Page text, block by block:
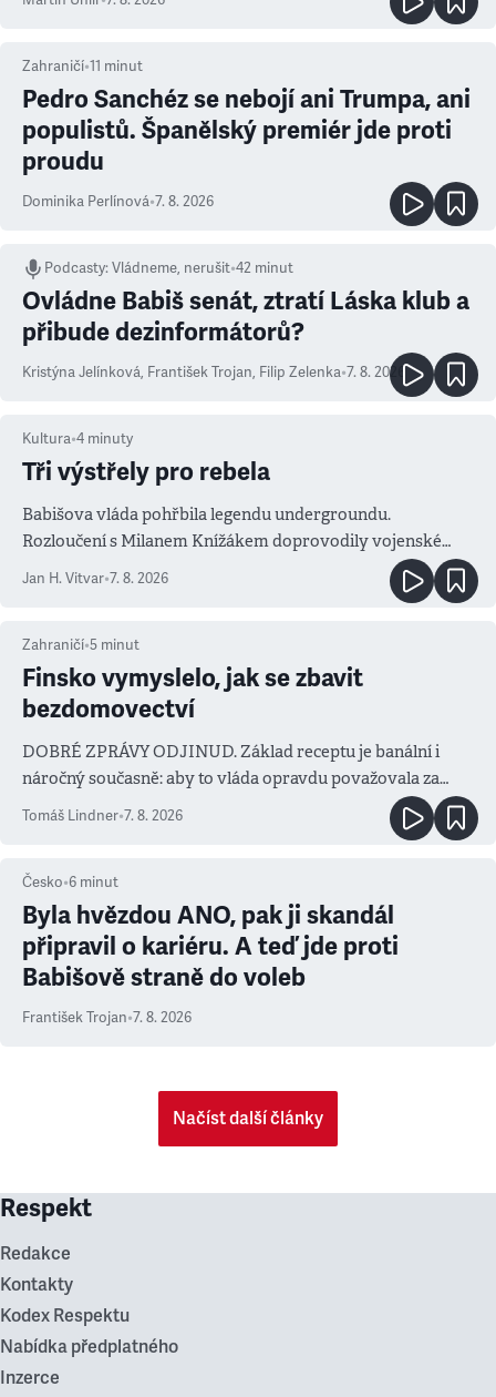
Zahraničí•11 minut
Pedro Sanchéz se nebojí ani Trumpa, ani
populistů. Španělský premiér jde proti
proudu
Dominika Perlínová•7. 8. 2026
Podcasty:Vládneme, nerušit•42 minut
Ovládne Babiš senát, ztratí Láska klub a
přibude dezinformátorů?
Kristýna Jelínková, František Trojan, Filip Zelenka•7. 8. 2026
Kultura•4 minuty
Tři výstřely pro rebela
Babišova vláda pohřbila legendu undergroundu.
Rozloučení s Milanem Knížákem doprovodily vojenské
salvy i kritika pokrokářů
Jan H. Vitvar•7. 8. 2026
Zahraničí•5 minut
Finsko vymyslelo, jak se zbavit
bezdomovectví
DOBRÉ ZPRÁVY ODJINUD. Základ receptu je banální i
náročný současně: aby to vláda opravdu považovala za
prioritu
Tomáš Lindner•7. 8. 2026
Česko•6 minut
Byla hvězdou ANO, pak ji skandál
připravil o kariéru. A teď jde proti
Babišově straně do voleb
František Trojan•7. 8. 2026
Načíst další články
Respekt
Redakce
Kontakty
Kodex Respektu
Nabídka předplatného
Inzerce